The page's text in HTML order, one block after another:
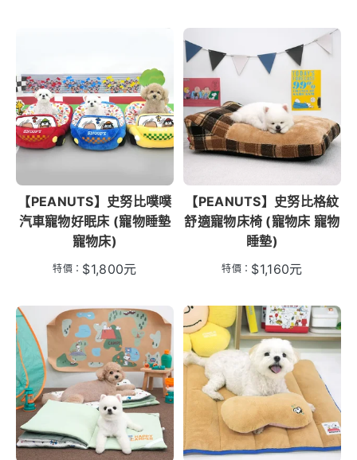
【PEANUTS】史努比噗噗
汽車寵物好眠床 (寵物睡墊
寵物床)
特價： $1,800元
【PEANUTS】史努比格紋
舒適寵物床椅 (寵物床 寵物
睡墊)
特價： $1,160元